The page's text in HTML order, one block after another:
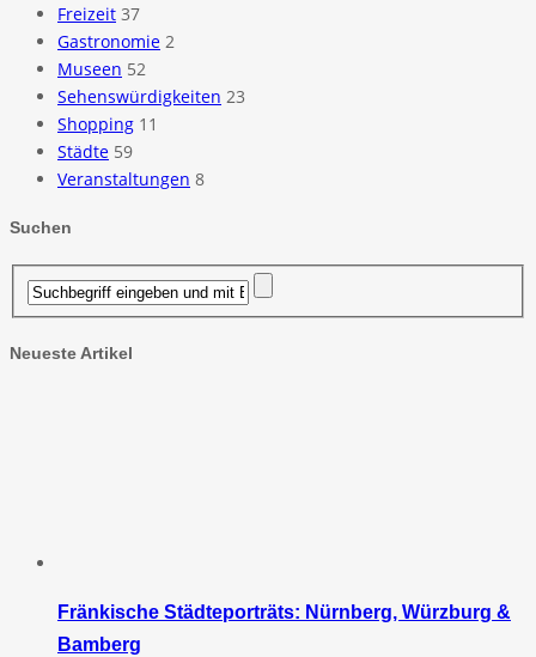
Freizeit 37
Gastronomie 2
Museen 52
Sehenswürdigkeiten 23
Shopping 11
Städte 59
Veranstaltungen 8
Suchen
Neueste Artikel
Fränkische Städteporträts: Nürnberg, Würzburg &
Bamberg